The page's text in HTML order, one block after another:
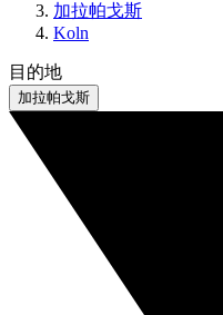
加拉帕戈斯
Koln
目的地
加拉帕戈斯